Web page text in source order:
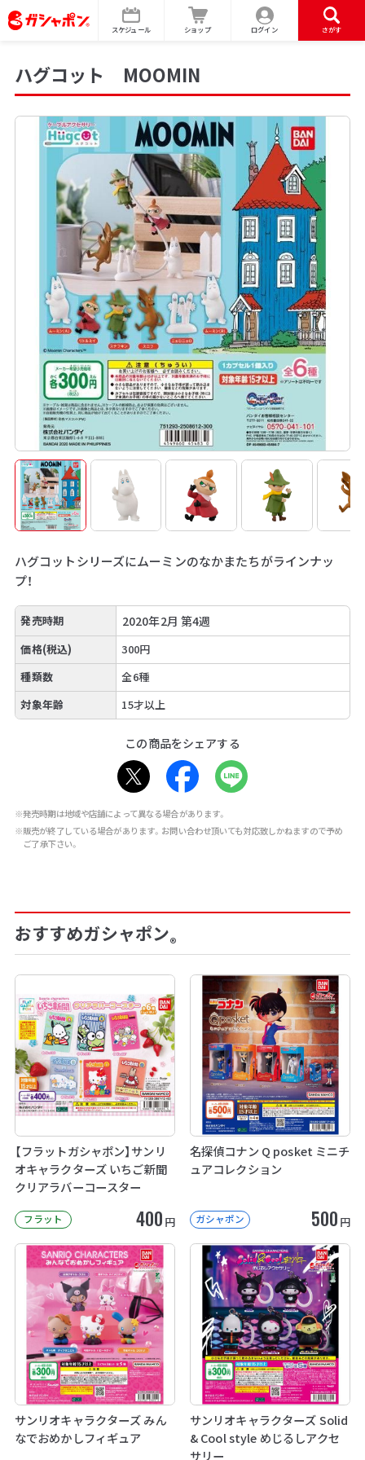
スケジュール ショップ ログイン さがす
ハグコット MOOMIN
ハグコットシリーズにムーミンのなかまたちがラインナッ
プ！
発売時期 2020年2月 第4週
価格(税込)
300円
種類数
全6種
対象年齢
15才以上
この商品をシェアする
※発売時期は地域や店舗によって異なる場合があります。
※販売が終了している場合があります。お問い合わせ頂いても対応致しかねますので予め
ご了承下さい。
おすすめガシャポン®
【フラットガシャポン】サンリ
オキャラクターズ いちご新聞
クリアラバーコースター
フラット 400 円
名探偵コナン Q posket ミニチ
ュアコレクション
ガシャポン 500 円
サンリオキャラクターズ みん
なでおめかしフィギュア
サンリオキャラクターズ Solid
& Cool style めじるしアクセ
サリー